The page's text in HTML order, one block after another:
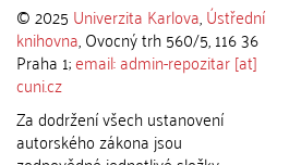
© 2025 Univerzita Karlova,Ústřední
knihovna, Ovocný trh 560/5, 116 36
Praha 1;email: admin-repozitar [at]
cuni.cz
Za dodržení všech ustanovení
autorského zákona jsou